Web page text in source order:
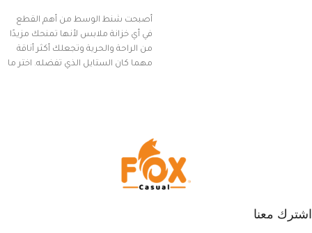
أصبحت شنط الوسط من أهم القطع
في أي خزانة ملابس لأنها تمنحك مزيدًا
من الراحة والحرية وتجعلك أكثر أناقة
مهما كان الستايل الذي تفضله. اختر ما
اشترك معنا